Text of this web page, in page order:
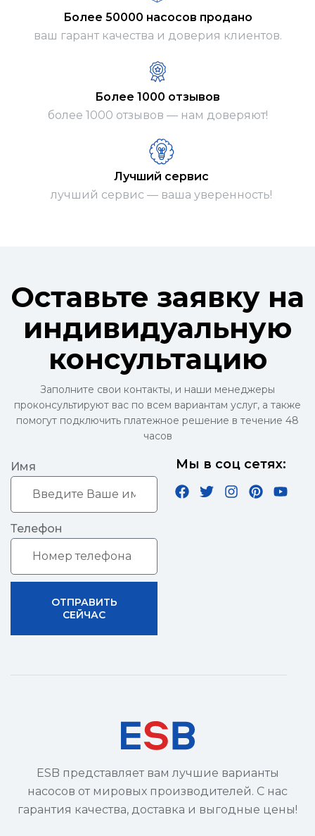
Более 50000 насосов продано
ваш гарант качества и доверия клиентов.
Более 1000 отзывов
более 1000 отзывов — нам доверяют!
Лучший сервис
лучший сервис — ваша уверенность!
Оставьте заявку на
индивидуальную
консультацию
Заполните свои контакты, и наши менеджеры
проконсультируют вас по всем вариантам услуг, а также
помогут подключить платежное решение в течение 48
часов
Имя
Телефон
ОТПРАВИТЬ
СЕЙЧАС
Мы в соц сетях:
ESB представляет вам лучшие варианты
насосов от мировых производителей. С нас
гарантия качества, доставка и выгодные цены!